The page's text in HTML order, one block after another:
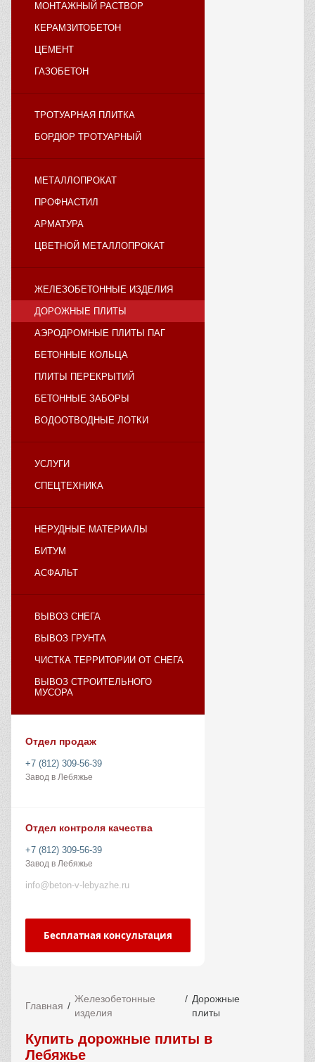
МОНТАЖНЫЙ РАСТВОР
КЕРАМЗИТОБЕТОН
ЦЕМЕНТ
ГАЗОБЕТОН
ТРОТУАРНАЯ ПЛИТКА
БОРДЮР ТРОТУАРНЫЙ
МЕТАЛЛОПРОКАТ
ПРОФНАСТИЛ
АРМАТУРА
ЦВЕТНОЙ МЕТАЛЛОПРОКАТ
ЖЕЛЕЗОБЕТОННЫЕ ИЗДЕЛИЯ
ДОРОЖНЫЕ ПЛИТЫ
АЭРОДРОМНЫЕ ПЛИТЫ ПАГ
БЕТОННЫЕ КОЛЬЦА
ПЛИТЫ ПЕРЕКРЫТИЙ
БЕТОННЫЕ ЗАБОРЫ
ВОДООТВОДНЫЕ ЛОТКИ
УСЛУГИ
СПЕЦТЕХНИКА
НЕРУДНЫЕ МАТЕРИАЛЫ
БИТУМ
АСФАЛЬТ
ВЫВОЗ СНЕГА
ВЫВОЗ ГРУНТА
ЧИСТКА ТЕРРИТОРИИ ОТ СНЕГА
ВЫВОЗ СТРОИТЕЛЬНОГО
МУСОРА
Отдел продаж
+7 (812) 309-56-39
Завод в Лебяжье
Отдел контроля качества
+7 (812) 309-56-39
Завод в Лебяжье
info@beton-v-lebyazhe.ru
Бесплатная консультация
Главная
Железобетонные
изделия
Дорожные
плиты
Купить дорожные плиты в
Лебяжье